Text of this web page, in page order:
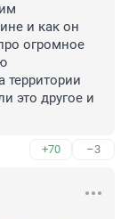
и как он
огромное
территории
это другое и
+70 –3